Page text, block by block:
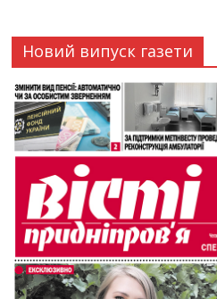
Новий випуск газети